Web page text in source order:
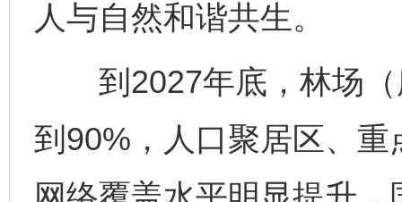
人与自然和谐共生。
到2027年底，林场（
到90%，人口聚居区、